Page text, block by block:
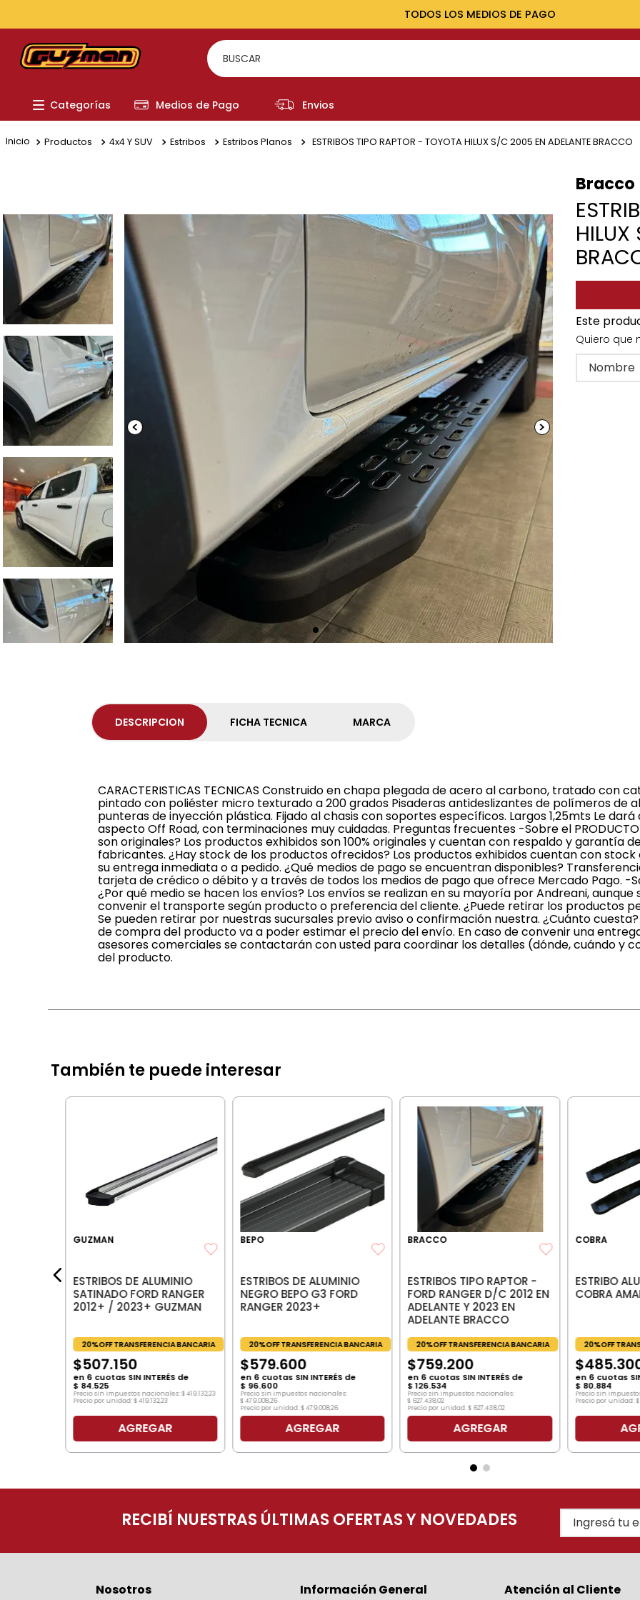
TODOS LOS MEDIOS DE PAGO
BUSCAR
Categorías Medios de Pago Envios
Productos 4x4 Y SUV Estribos Estribos Planos ESTRIBOS TIPO RAPTOR - TOYOTA HILUX S/C 2005 EN ADELANTE BRACCO
Bracco
Este
Quiero que
DESCRIPCION FICHA TECNICA MARCA
CARACTERISTICAS TECNICAS Construido en chapa plegada de acero al carbono, tratado con
pintado con poliéster micro texturado a 200 grados Pisaderas antideslizantes de polímeros de
punteras de inyección plástica. Fijado al chasis con soportes específicos. Largos 1,25mts Le dará
aspecto Off Road, con terminaciones muy cuidadas. Preguntas frecuentes -Sobre el
son originales? Los productos exhibidos son 100% originales y cuentan con respaldo y garantía
fabricantes. ¿Hay stock de los productos ofrecidos? Los productos exhibidos cuentan con
su entrega inmediata o a pedido. ¿Qué medios de pago se encuentran disponibles?
tarjeta de crédico o débito y a través de todos los medios de pago que ofrece Mercado Pago. -
¿Por qué medio se hacen los envíos? Los envíos se realizan en su mayoría por Andreani, aunque
convenir el transporte según producto o preferencia del cliente. ¿Puede retirar los productos
Se pueden retirar por nuestras sucursales previo aviso o confirmación nuestra. ¿Cuánto
de compra del producto va a poder estimar el precio del envío. En caso de convenir una
asesores comerciales se contactarán con usted para coordinar los detalles (dónde, cuándo y
del producto.
También te puede interesar
GUZMAN
ESTRIBOS DE ALUMINIO
SATINADO FORD RANGER
2012+ / 2023+ GUZMAN
20%OFF TRANSFERENCIA BANCARIA
$507.150
en 6 cuotas SIN INTERÉS de
$ 84.525
Precio sin impuestos nacionales:$419.132,23
Precio por unidad:$419.132,23
AGREGAR
BEPO
ESTRIBOS DE ALUMINIO
NEGRO BEPO G3 FORD
RANGER 2023+
20%OFF TRANSFERENCIA BANCARIA
$579.600
en 6 cuotas SIN INTERÉS de
$ 96.600
Precio sin impuestos nacionales:
$ 479.008,26
Precio por unidad: $ 479.008,26
AGREGAR
BRACCO
ESTRIBOS TIPO RAPTOR -
FORD RANGER D/C 2012 EN
ADELANTE Y 2023 EN
ADELANTE BRACCO
20%OFF TRANSFERENCIA BANCARIA
$759.200
en 6 cuotas SIN INTERÉS de
$ 126.534
Precio sin impuestos nacionales:
$ 627.438,02
Precio por unidad: $ 627.438,02
AGREGAR
COBRA
ESTRIBO
COBRA
20%OFF
$485.
en 6 cuotas
$ 80.884
Precio sin
Precio por unidad:$
RECIBÍ NUESTRAS ÚLTIMAS OFERTAS Y NOVEDADES
Nosotros Información General Atención al Cliente
2
renault
5. chevrolet